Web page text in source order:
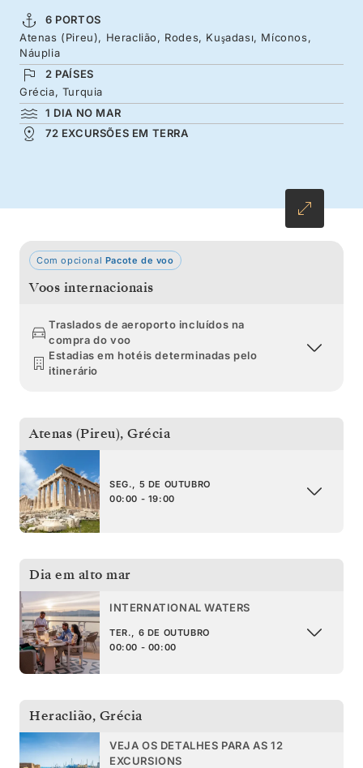
há vestígios das multidões, mas o tempo ainda
está quente, descubra as diferentes camadas
da civilização mediterrânica, desde os palácios
da civilização Minoica de Iráclio ao castelo
medieval de Rodes e às ruínas de Éfeso, na
costa da Turquia. O estilo de Mykonos e o
contraponto perfeito antes do regresso a
Atenas.
6 PORTOS
Atenas (Pireu), Heraclião, Rodes, Kuşadası, Míconos,
Náuplia
2 PAÍSES
Grécia, Turquia
1 DIA NO MAR
72 EXCURSÕES EM TERRA
Com opcional Pacote de voo
Voos internacionais
Traslados de aeroporto incluídos na
compra do voo
Estadias em hotéis determinadas pelo
itinerário
Atenas (Pireu), Grécia
SEG., 5 DE OUTUBRO
00:00 - 19:00
Dia em alto mar
INTERNATIONAL WATERS
TER., 6 DE OUTUBRO
00:00 - 00:00
Heraclião, Grécia
VEJA OS DETALHES PARA AS 12
EXCURSIONS